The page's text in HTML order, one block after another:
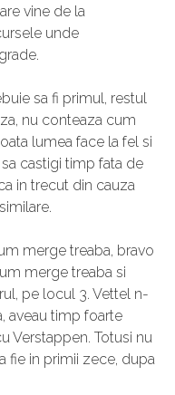
vine de la
unde
sa fi primul, restul
nu conteaza cum
lumea face la fel si
castigi timp fata de
in trecut din cauza
merge treaba, bravo
merge treaba si
pe locul 3. Vettel n-
aveau timp foarte
Verstappen. Totusi nu
fie in primii zece, dupa